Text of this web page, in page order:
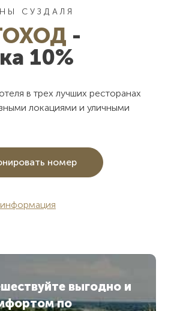
СУЗДАЛЯ
-
10%
в трех лучших ресторанах
локациями и уличными
номер
выгодно и
по